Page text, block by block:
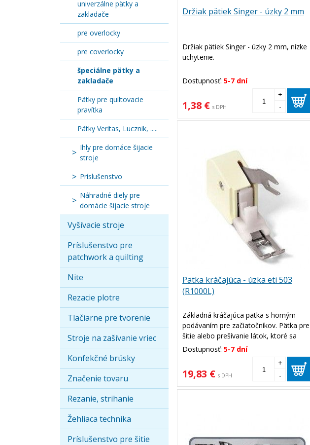
Držiak pätiek Singer - úzky 2 mm
Držiak pätiek Singer - úzky 2 mm, nízke
uchytenie.
Dostupnosť: 5-7 dní
1,38 € s DPH
+
-
Pätka kráčajúca - úzka eti 503
(R1000L)
Základná kráčajúca pätka s horným
podávaním pre začiatočníkov. Pätka pre
šitie alebo prešívanie látok, ktoré sa
lepia alebo majú sklon ku kĺzaniu.
Užitočná je pri šití viac vrstiev materiálu.
Pri šití nastavte strednú šírku šitia a
dĺžku šitia 0-4.
Dostupnosť: 5-7 dní
19,83 € s DPH
+
-
univerzálne pätky a
zakladače
pre overlocky
pre coverlocky
špeciálne pätky a
zakladače
Pätky pre quiltovacie
pravítka
Pätky Veritas, Lucznik, .....
Ihly pre domáce šijacie
stroje
Príslušenstvo
Náhradné diely pre
domácie šijacie stroje
Vyšívacie stroje
Príslušenstvo pre
patchwork a quilting
Nite
Rezacie plotre
Tlačiarne pre tvorenie
Stroje na zašívanie vriec
Konfekčné brúsky
Značenie tovaru
Rezanie, strihanie
Žehliaca technika
Príslušenstvo pre šitie